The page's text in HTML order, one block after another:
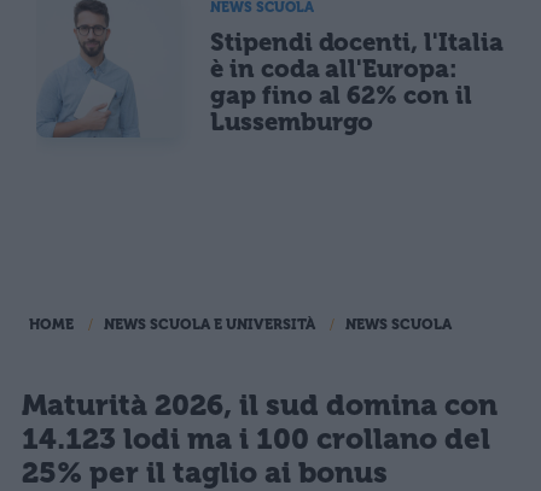
NEWS SCUOLA
Stipendi docenti, l'Italia
è in coda all'Europa:
gap fino al 62% con il
Lussemburgo
HOME NEWS SCUOLA E UNIVERSITÀ NEWS SCUOLA
Maturità 2026, il sud domina con
14.123 lodi ma i 100 crollano del
25% per il taglio ai bonus